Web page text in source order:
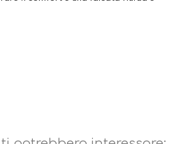
per assicurare un comfort
precisione di calzata. Ci sono 6 fori